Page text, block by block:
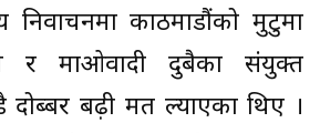
काठमाडौंको मुटुमा
र माओवादी दुबैका संयुक्त
दोब्बर बढ़ी मत ल्याएका थिए ।